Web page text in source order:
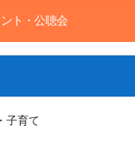
ト・公聴会
子育て